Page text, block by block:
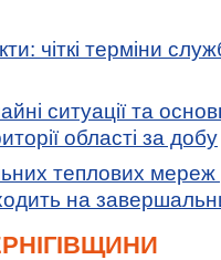
чіткі терміни
ситуації та
області за добу
теплових мереж
на